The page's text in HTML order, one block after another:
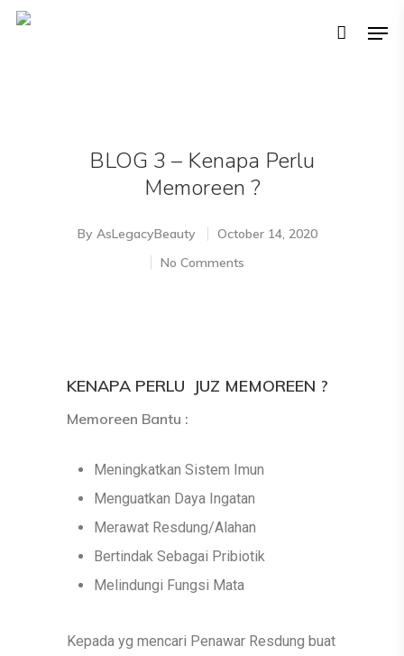
BLOG 3 – Kenapa Perlu
Memoreen ?
By AsLegacyBeauty
October 14, 2020
No Comments
KENAPA PERLU JUZ MEMOREEN ?
Memoreen Bantu :
Meningkatkan Sistem Imun
Menguatkan Daya Ingatan
Merawat Resdung/Alahan
Bertindak Sebagai Pribiotik
Melindungi Fungsi Mata
Kepada yg mencari Penawar Resdung buat